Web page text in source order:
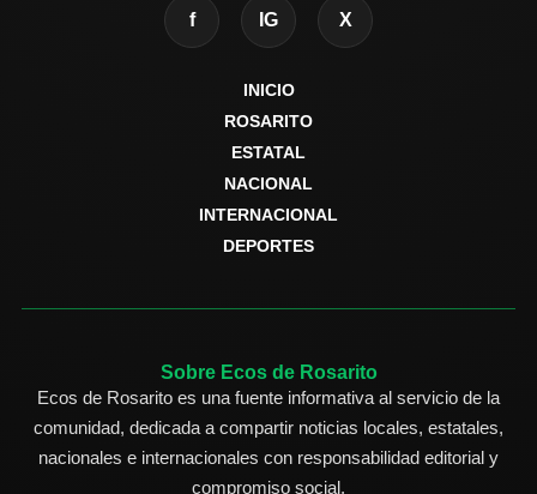
f IG X
INICIO
ROSARITO
ESTATAL
NACIONAL
INTERNACIONAL
DEPORTES
Sobre Ecos de Rosarito
Ecos de Rosarito es una fuente informativa al servicio de la
comunidad, dedicada a compartir noticias locales, estatales,
nacionales e internacionales con responsabilidad editorial y
compromiso social.